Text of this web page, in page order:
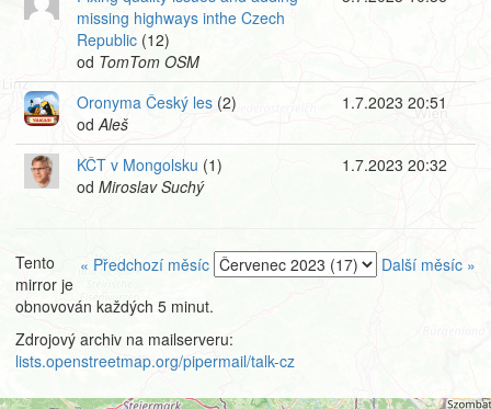
missing highways inthe Czech
Republic (12)
od TomTom OSM
Oronyma Český les (2)
odAleš
1.7.2023 20:51
KČT v Mongolsku (1)
od Miroslav Suchý
1.7.2023 20:32
« Předchozí měsíc Další měsíc »
Tento
mirror je
obnovován každých 5 minut.
Zdrojový archiv na mailserveru:
lists.openstreetmap.org/pipermail/talk-cz